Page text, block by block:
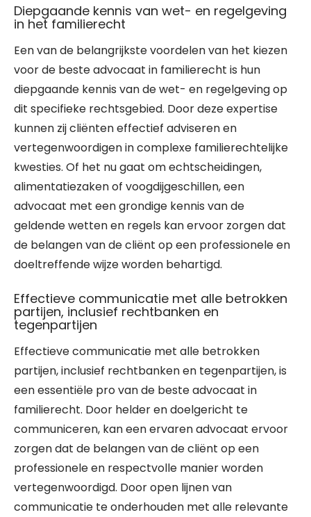
Diepgaande kennis van wet- en regelgeving
in het familierecht
Een van de belangrijkste voordelen van het kiezen
voor de beste advocaat in familierecht is hun
diepgaande kennis van de wet- en regelgeving op
dit specifieke rechtsgebied. Door deze expertise
kunnen zij cliënten effectief adviseren en
vertegenwoordigen in complexe familierechtelijke
kwesties. Of het nu gaat om echtscheidingen,
alimentatiezaken of voogdijgeschillen, een
advocaat met een grondige kennis van de
geldende wetten en regels kan ervoor zorgen dat
de belangen van de cliënt op een professionele en
doeltreffende wijze worden behartigd.
Effectieve communicatie met alle betrokken
partijen, inclusief rechtbanken en
tegenpartijen
Effectieve communicatie met alle betrokken
partijen, inclusief rechtbanken en tegenpartijen, is
een essentiële pro van de beste advocaat in
familierecht. Door helder en doelgericht te
communiceren, kan een ervaren advocaat ervoor
zorgen dat de belangen van de cliënt op een
professionele en respectvolle manier worden
vertegenwoordigd. Door open lijnen van
communicatie te onderhouden met alle relevante